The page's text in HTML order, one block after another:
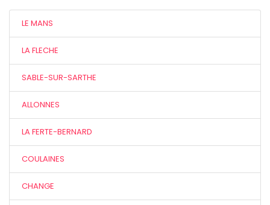
LE MANS
LA FLECHE
SABLE-SUR-SARTHE
ALLONNES
LA FERTE-BERNARD
COULAINES
CHANGE